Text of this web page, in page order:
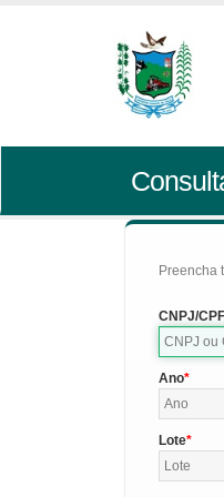
Preencha
CNPJ/CPF
Ano
Lote